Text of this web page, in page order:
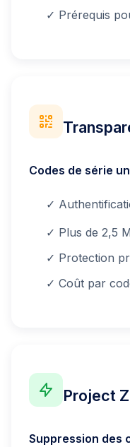
✓ Prérequis
Codes de série
✓
✓ Plus de 2,5
✓ Protection
✓ Coût par
Project
Suppression des